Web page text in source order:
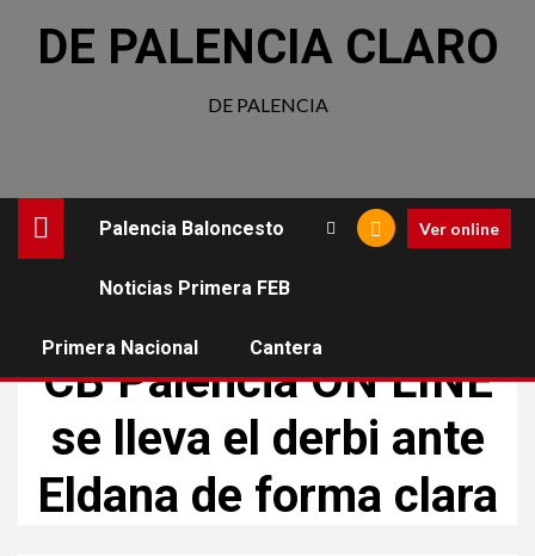
DE PALENCIA CLARO
DE PALENCIA
Palencia Baloncesto
Noticias Primera FEB
Primera Nacional Cantera
Ver online
CB Palencia ON LINE
se lleva el derbi ante
Eldana de forma clara